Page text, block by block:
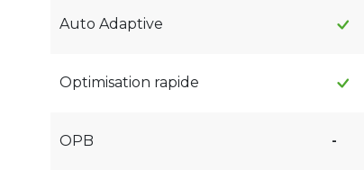
Auto Adaptive
Optimisation rapide
OPB -